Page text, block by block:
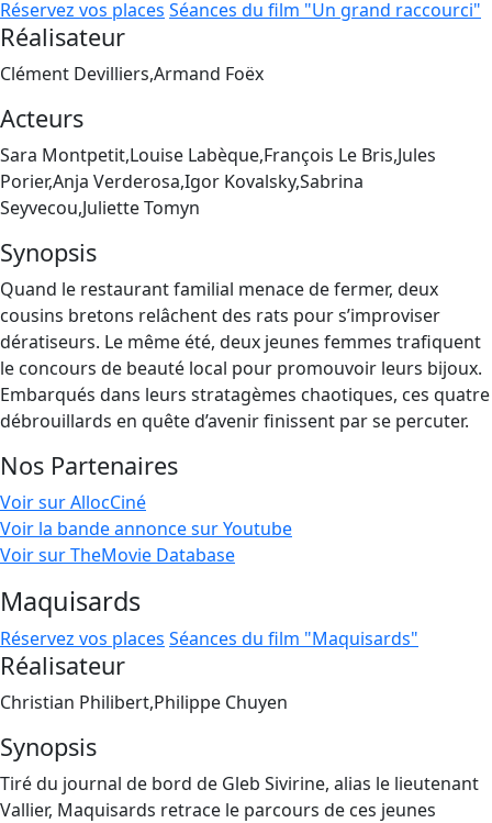
Réservez vos places Séances du film "Un grand raccourci"
Réalisateur
Clément Devilliers,Armand Foëx
Acteurs
Sara Montpetit,Louise Labèque,François Le Bris,Jules
Porier,Anja Verderosa,Igor Kovalsky,Sabrina
Seyvecou,Juliette Tomyn
Synopsis
Quand le restaurant familial menace de fermer, deux
cousins bretons relâchent des rats pour s’improviser
dératiseurs. Le même été, deux jeunes femmes trafiquent
le concours de beauté local pour promouvoir leurs bijoux.
Embarqués dans leurs stratagèmes chaotiques, ces quatre
débrouillards en quête d’avenir finissent par se percuter.
Nos Partenaires
Voir sur AllocCiné
Voir la bande annonce sur Youtube
Voir sur TheMovie Database
Maquisards
Réservez vos places Séances du film "Maquisards"
Réalisateur
Christian Philibert,Philippe Chuyen
Synopsis
Tiré du journal de bord de Gleb Sivirine, alias le lieutenant
Vallier, Maquisards retrace le parcours de ces jeunes